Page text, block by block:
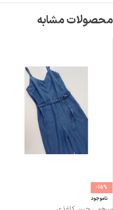
محصولات مشابه
-15%
ناموجود